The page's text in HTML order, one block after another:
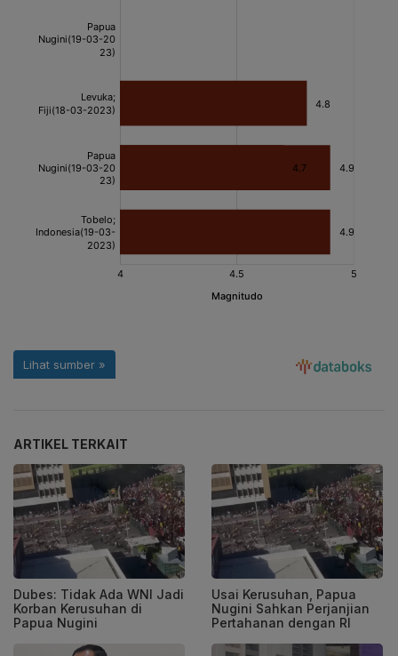
ARTIKEL TERKAIT
Dubes: Tidak Ada WNI Jadi
Korban Kerusuhan di
Papua Nugini
Usai Kerusuhan, Papua
Nugini Sahkan Perjanjian
Pertahanan dengan RI